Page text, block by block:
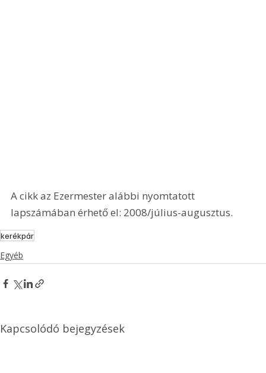
A cikk az Ezermester alábbi nyomtatott
lapszámában érhető el: 2008/július-augusztus.
kerékpár
Egyéb
Kapcsolódó bejegyzések